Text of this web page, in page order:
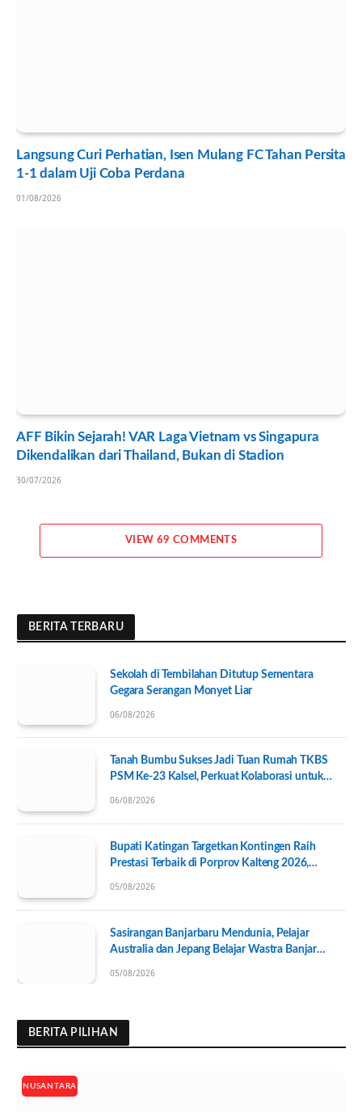
Langsung Curi Perhatian, Isen Mulang FC Tahan Persita
1-1 dalam Uji Coba Perdana
01/08/2026
AFF Bikin Sejarah! VAR Laga Vietnam vs Singapura
Dikendalikan dari Thailand, Bukan di Stadion
30/07/2026
VIEW 69 COMMENTS
BERITA TERBARU
Sekolah di Tembilahan Ditutup Sementara
Gegara Serangan Monyet Liar
06/08/2026
Tanah Bumbu Sukses Jadi Tuan Rumah TKBS
PSM Ke-23 Kalsel, Perkuat Kolaborasi untuk
06/08/2026
Bupati Katingan Targetkan Kontingen Raih
Prestasi Terbaik di Porprov Kalteng 2026,
05/08/2026
Sasirangan Banjarbaru Mendunia, Pelajar
Australia dan Jepang Belajar Wastra Banjar
05/08/2026
BERITA PILIHAN
NUSANTARA